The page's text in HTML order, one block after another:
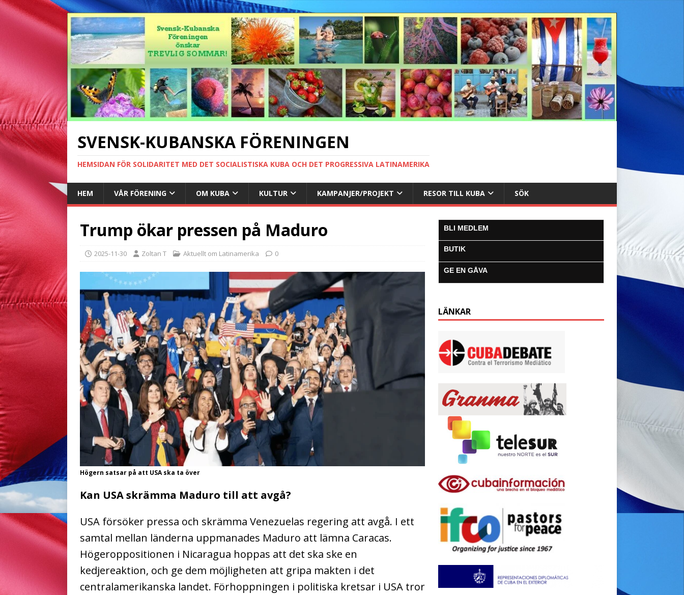
SVENSK-KUBANSKA FÖRENINGEN
HEMSIDAN FÖR SOLIDARITET MED DET SOCIALISTISKA KUBA OCH DET PROGRESSIVA LATINAMERIKA
HEM VÅR FÖRENING OM KUBA KULTUR KAMPANJER/PROJEKT RESOR TILL KUBA SÖK
Trump ökar pressen på Maduro
2025-11-30 Zoltan T Aktuellt om Latinamerika 0
Högern satsar på att USA ska ta över
Kan USA skrämma Maduro till att avgå?
USA försöker pressa och skrämma Venezuelas regering att avgå. I ett
samtal mellan länderna uppmanades Maduro att lämna Caracas.
Högeroppositionen i Nicaragua hoppas att det ska ske en
kedjereaktion, och ge dem möjligheten att gripa makten i det
centralamerikanska landet. Förhoppningen i politiska kretsar i USA tror
BLI MEDLEM
BUTIK
GE EN GÅVA
LÄNKAR